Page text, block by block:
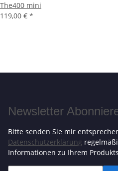
The400 mini
119,00 € *
Newsletter
Bitte senden Sie mir
Datenschutzerklärung
Informationen zu Ihrem